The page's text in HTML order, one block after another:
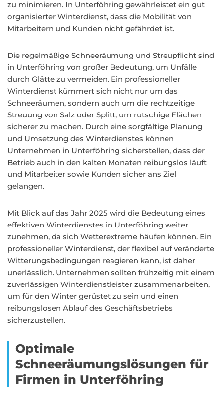
zu minimieren. In Unterföhring gewährleistet ein gut
organisierter Winterdienst, dass die Mobilität von
Mitarbeitern und Kunden nicht gefährdet ist.
Die regelmäßige Schneeräumung und Streupflicht sind
in Unterföhring von großer Bedeutung, um Unfälle
durch Glätte zu vermeiden. Ein professioneller
Winterdienst kümmert sich nicht nur um das
Schneeräumen, sondern auch um die rechtzeitige
Streuung von Salz oder Splitt, um rutschige Flächen
sicherer zu machen. Durch eine sorgfältige Planung
und Umsetzung des Winterdienstes können
Unternehmen in Unterföhring sicherstellen, dass der
Betrieb auch in den kalten Monaten reibungslos läuft
und Mitarbeiter sowie Kunden sicher ans Ziel
gelangen.
Mit Blick auf das Jahr 2025 wird die Bedeutung eines
effektiven Winterdienstes in Unterföhring weiter
zunehmen, da sich Wetterextreme häufen können. Ein
professioneller Winterdienst, der flexibel auf veränderte
Witterungsbedingungen reagieren kann, ist daher
unerlässlich. Unternehmen sollten frühzeitig mit einem
zuverlässigen Winterdienstleister zusammenarbeiten,
um für den Winter gerüstet zu sein und einen
reibungslosen Ablauf des Geschäftsbetriebs
sicherzustellen.
Optimale
Schneeräumungslösungen für
Firmen in Unterföhring